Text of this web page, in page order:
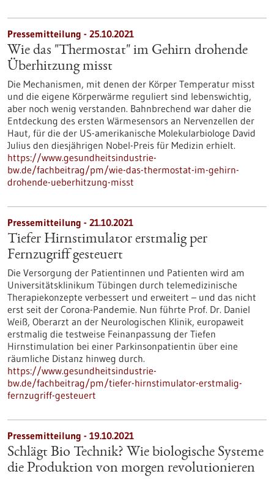
Pressemitteilung - 25.10.2021
Wie das "Thermostat" im Gehirn drohende
Überhitzung misst
Die Mechanismen, mit denen der Körper Temperatur misst
und die eigene Körperwärme reguliert sind lebenswichtig,
aber noch wenig verstanden. Bahnbrechend war daher die
Entdeckung des ersten Wärmesensors an Nervenzellen der
Haut, für die der US-amerikanische Molekularbiologe David
Julius den diesjährigen Nobel-Preis für Medizin erhielt.
https://www.gesundheitsindustrie-
bw.de/fachbeitrag/pm/wie-das-thermostat-im-gehirn-
drohende-ueberhitzung-misst
Pressemitteilung - 21.10.2021
Tiefer Hirnstimulator erstmalig per
Fernzugriff gesteuert
Die Versorgung der Patientinnen und Patienten wird am
Universitätsklinikum Tübingen durch telemedizinische
Therapiekonzepte verbessert und erweitert – und das nicht
erst seit der Corona-Pandemie. Nun führte Prof. Dr. Daniel
Weiß, Oberarzt an der Neurologischen Klinik, europaweit
erstmalig die testweise Feinanpassung der Tiefen
Hirnstimulation bei einer Parkinsonpatientin über eine
räumliche Distanz hinweg durch.
https://www.gesundheitsindustrie-
bw.de/fachbeitrag/pm/tiefer-hirnstimulator-erstmalig-
fernzugriff-gesteuert
Pressemitteilung - 19.10.2021
Schlägt Bio Technik? Wie biologische Systeme
die Produktion von morgen revolutionieren